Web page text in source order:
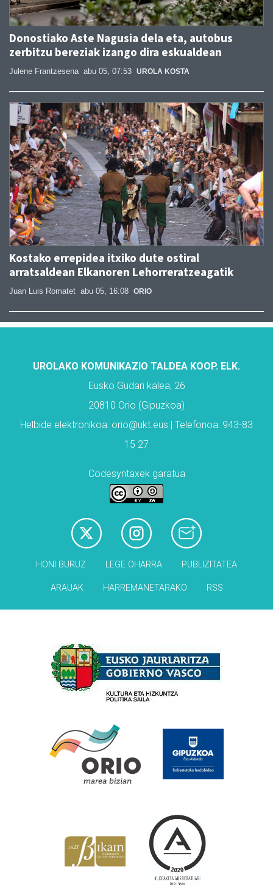
Donostiako Aste Nagusia dela eta, autobus
zerbitzu bereziak izango dira eskualdean
Julene Frantzesena abu 05, 07:53 UROLA KOSTA
Kostako errepidea itxiko dute ostiral
arratsaldean Elkanoren Lehorreratzeagatik
Juan Luis Romatet abu 05, 16:08 ORIO
UROLAKO KOMUNIKAZIO TALDEA KOOP. ELK.
Eusko Gudari kalea, 26
20810 Orio (Gipuzkoa)
Helbide elektronikoa: orio@ukt.eus | Telefonoa: 943-83
15 27
Codesyntaxek garatua
HONI BURUZ LEGE OHARRA PUBLIZITATEA
ARAUAK HARREMANETARAKO RSS